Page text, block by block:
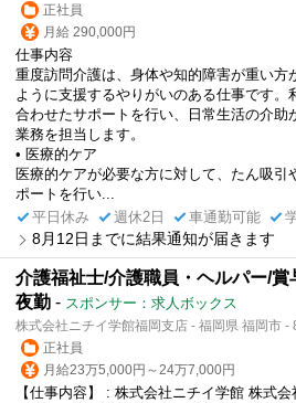
正社員
月給 290,000円
仕事内容
重度訪問介護は、身体や知的障害が重い方
ように支援するやりがいのある仕事です。
合わせたサポートを行い、日常生活の介助
業務を担当します。
• 医療的ケア
医療的ケアが必要な方に対して、たん吸引
ポートを行い...
平日休み
週休2日 車通勤可能
8月12日までに結果通知が届きます
介護福祉士/介護職員・ヘルパー/賞
夜勤 - スポンサー：求人ボックス
株式会社ニチイ学館福岡支店 - 福岡県 福岡市 -
正社員
月給23万5,000円～24万7,000円
【仕事内容】 : 株式会社ニチイ学館 株式